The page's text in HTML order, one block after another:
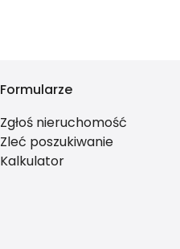
Formularze
Zgłoś nieruchomość
Zleć poszukiwanie
Kalkulator